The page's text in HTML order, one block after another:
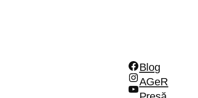
Facebook
Instagram
YouTube
Blog
AGeR